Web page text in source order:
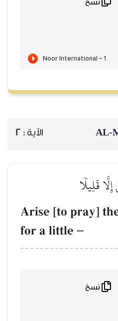
الآية : 2
قَلِيلٗا
Arise [to pray]
for a little –